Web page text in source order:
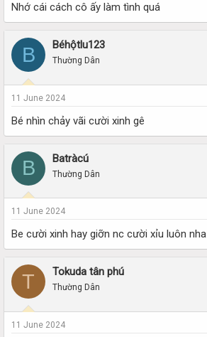
Nhớ cái cách cô ấy làm tình quá
B Béhộtlu123
Thường Dân
11 June 2024
Bé nhìn chảy vãi cười xinh gê
B Batràcú
Thường Dân
11 June 2024
Be cười xinh hay giỡn nc cười xỉu luôn nha
T Tokuda tân phú
Thường Dân
11 June 2024